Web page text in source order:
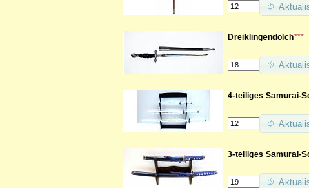
Dreiklingendolch***
4-teiliges Samurai-
3-teiliges Samurai-